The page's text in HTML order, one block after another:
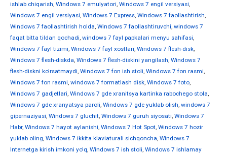
ishlab chiqarish, Windows 7 emulyatori, Windows 7 engil versiyasi,
Windows 7 engil versiyasi, Windows 7 Express, Windows 7 faollashtirish,
Windows 7 faollashtirish holda, Windows 7 faollashtiruvchi, windows 7
faqat bitta tildan qochadi, windows 7 fayl papkalari menyu sahifasi,
Windows 7 fayl tizimi, Windows 7 fayl xostlari, Windows 7 flesh-disk,
Windows 7 flesh-diskda, Windows 7 flesh-diskini yangilash, Windows 7
flesh-diskni ko'rsatmaydi, Windows 7 fon ish stoli, Windows 7 fon rasmi,
Windows 7 fon rasmi, windows 7 formatlash disk, Windows 7 foto,
Windows 7 gadjetlari, Windows 7 gde xranitsya kartinka rabochego stola,
Windows 7 gde xranyatsya paroli, Windows 7 gde yuklab olish, windows 7
gipernaziyasi, Windows 7 gluchit, Windows 7 guruh siyosati, Windows 7
Habr, Windows 7 hayot aylanishi, Windows 7 Hot Spot, Windows 7 hozir
yuklab oling, Windows 7 ikkita klaviaturali sichqoncha, Windows 7
Internetga kirish imkoni yo'q, Windows 7 ish stoli, Windows 7 ishlamay